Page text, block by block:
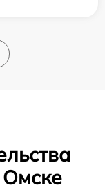
Омске